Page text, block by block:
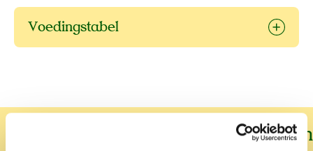
Voedingstabel
Wat onze klanten over ons zeggen